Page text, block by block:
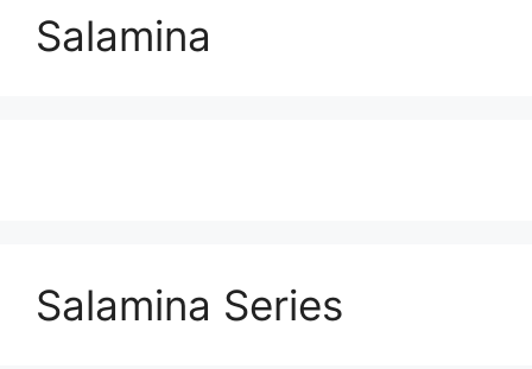
Salamina
Salamina Series